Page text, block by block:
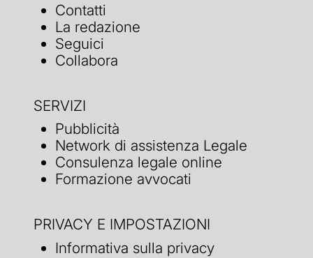
Contatti
La redazione
Seguici
Collabora
SERVIZI
Pubblicità
Network di assistenza Legale
Consulenza legale online
Formazione avvocati
PRIVACY E IMPOSTAZIONI
Informativa sulla privacy